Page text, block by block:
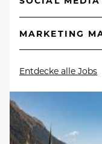
MARKETING
Entdecke alle Jobs